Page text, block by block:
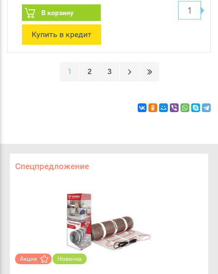
В корзину
Купить в кредит
1 2 3
Спецпредложение
Акция Новинка